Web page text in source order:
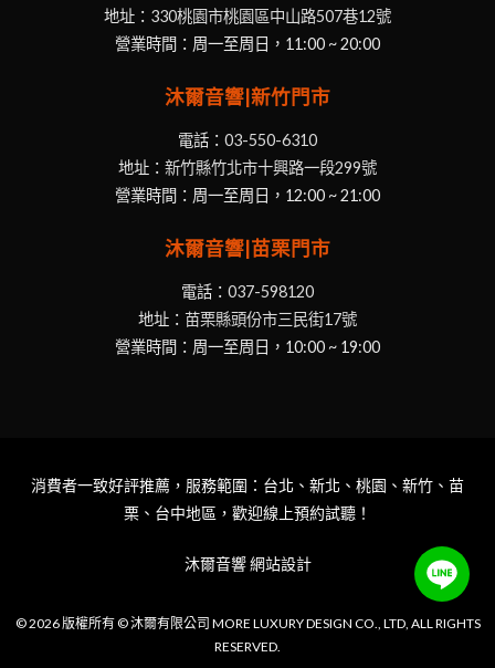
純正加拿大血統： 100% 在地設計生產，工藝細節無可
地址： 330桃園市桃園區中山路507巷12號
營業時間：周一至周日，11:00 ~ 20:00
沐爾音響|新竹門市
電話： 03-550-6310
地址： 新竹縣竹北市十興路一段299號
營業時間：周一至周日，12:00 ~ 21:00
沐爾音響|苗栗門市
電話： 037-598120
地址： 苗栗縣頭份市三民街17號
營業時間：周一至周日，10:00 ~ 19:00
消費者一致好評推薦，服務範圍：台北、新北、桃園、新竹、苗
栗、台中地區，歡迎線上預約試聽！
沐爾音響 網站設計
© 2026 版權所有 © 沐爾有限公司 MORE LUXURY DESIGN CO., LTD, ALL RIGHTS
RESERVED.
Item added to cart.